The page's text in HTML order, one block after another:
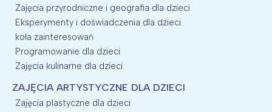
Zajęcia przyrodniczne i geografia dla dzieci
Eksperymenty i doświadczenia dla dzieci
koła zainteresowań
Programowanie dla dzieci
Zajęcia kulinarne dla dzieci
ZAJĘCIA ARTYSTYCZNE DLA DZIECI
Zajęcia plastyczne dla dzieci